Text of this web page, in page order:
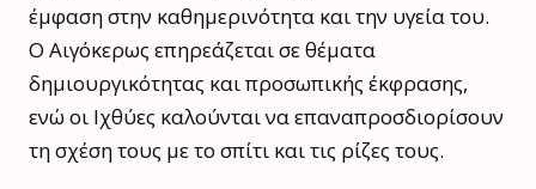
έμφαση στην καθημερινότητα και την υγεία του.
Ο Αιγόκερως επηρεάζεται σε θέματα
δημιουργικότητας και προσωπικής έκφρασης,
ενώ οι Ιχθύες καλούνται να επαναπροσδιορίσουν
τη σχέση τους με το σπίτι και τις ρίζες τους.